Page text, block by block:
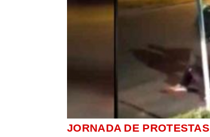
JORNADA DE PROTESTAS